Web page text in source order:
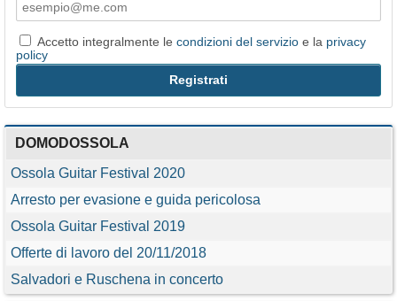
Accetto integralmente le condizioni del servizio e la privacy
policy
DOMODOSSOLA
Ossola Guitar Festival 2020
Arresto per evasione e guida pericolosa
Ossola Guitar Festival 2019
Offerte di lavoro del 20/11/2018
Salvadori e Ruschena in concerto